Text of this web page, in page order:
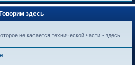
здесь
не касается технической части - здесь.